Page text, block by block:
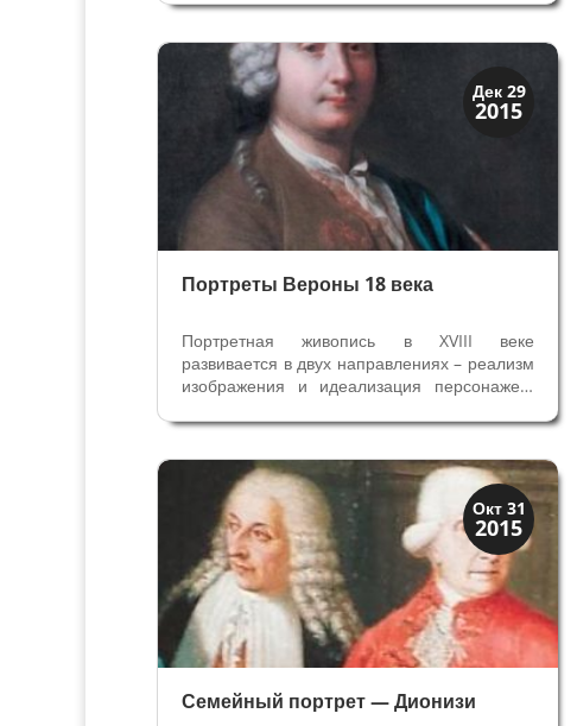
сделанного ранее портрета или, реже,
изображали на смертном ложе. Художник
старался передать на картине новое
духовное...
Дек 29
2015
Венецианская
Верона
Портреты Вероны 18 века
Портретная живопись в XVIII веке
развивается в двух направлениях – реализм
изображения и идеализация персонажей.
современникам себя в период достижения
высокого общественного положения или
расцвета богатства – понятные нам...
Окт 31
2015
Иконография
Портреты
Семейный портрет — Дионизи